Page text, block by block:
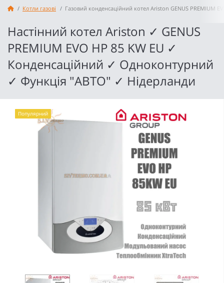
Котли газові Газовий конденсаційний котел Ariston GENUS PREMIUM
Настінний котел Ariston ✓ GENUS
PREMIUM EVO HP 85 KW EU ✓
Конденсаційний ✓ Одноконтурний
✓ Функція "АВТО" ✓ Нідерланди
Популярний